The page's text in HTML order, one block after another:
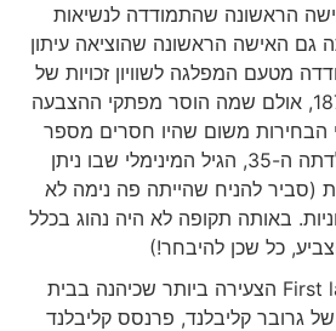
הראשונה שהתמודדה לנשיאות
האישה הראשונה שהוציאה עיתון
מטעם המפלגה לשוויון זכויות של
ארה"ב בשנת 1872, אולם שמה הוסר מפתקי ההצבעה
משום שהיו חסרים מספר
ימים עד ליום הולדתה ה-35, הגיל המינימלי שבו ניתן
להניח שהייתה פה נימה לא
באותה תקופה לא היה נהוג בכלל
כל שכן להיבחר!)
אשת הנשיא First lady הצעירה ביותר שכיהנה בבית
גרובר קליבלנד, פרנסס קליבלנד